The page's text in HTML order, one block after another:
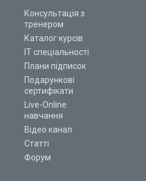
Консультація з
тренером
Каталог курсів
ІТ спеціальності
Плани підписок
Подарункові
сертифікати
Live-Online
навчання
Відео канал
Статті
Форум